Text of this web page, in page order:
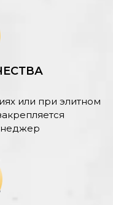
или при элитном